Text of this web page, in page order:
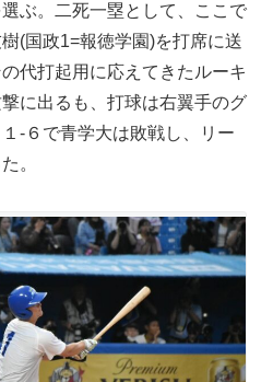
ぶ。二死一塁として、ここで
(国政1=報徳学園)を打席に送
代打起用に応えてきたルーキ
に出るも、打球は右翼手のグ
-６で青学大は敗戦し、リー
。